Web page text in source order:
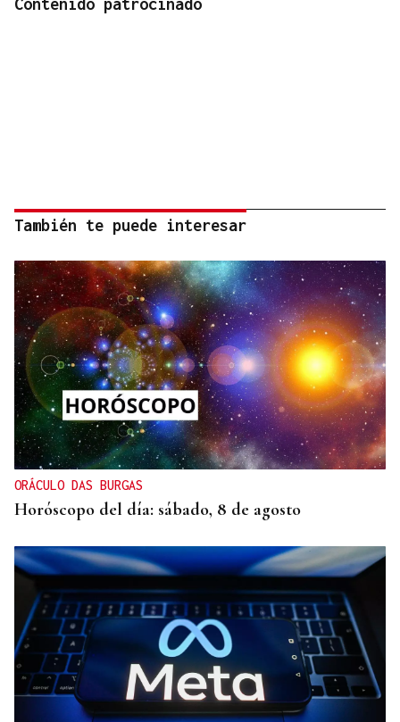
Contenido patrocinado
También te puede interesar
ORÁCULO DAS BURGAS
Horóscopo del día: sábado, 8 de agosto